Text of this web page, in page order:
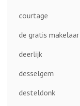
courtage
de gratis makelaar
deerlijk
desselgem
desteldonk